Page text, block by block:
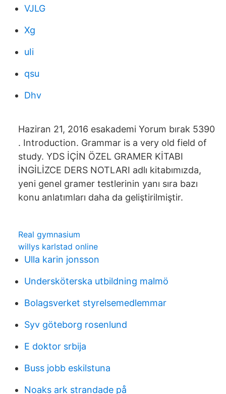
VJLG
Xg
uIi
qsu
Dhv
Haziran 21, 2016 esakademi Yorum bırak 5390
. Introduction. Grammar is a very old field of
study. YDS İÇİN ÖZEL GRAMER KİTABI
İNGİLİZCE DERS NOTLARI adlı kitabımızda,
yeni genel gramer testlerinin yanı sıra bazı
konu anlatımları daha da geliştirilmiştir.
Real gymnasium
willys karlstad online
Ulla karin jonsson
Undersköterska utbildning malmö
Bolagsverket styrelsemedlemmar
Syv göteborg rosenlund
E doktor srbija
Buss jobb eskilstuna
Noaks ark strandade på